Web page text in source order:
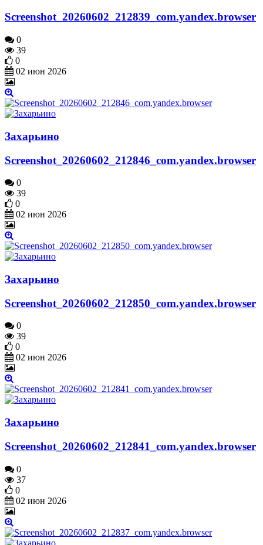
Screenshot_20260602_212839_com.yandex.browser
0
39
0
02 июн 2026
Захарьино
Screenshot_20260602_212846_com.yandex.browser
0
39
0
02 июн 2026
Захарьино
Screenshot_20260602_212850_com.yandex.browser
0
39
0
02 июн 2026
Захарьино
Screenshot_20260602_212841_com.yandex.browser
0
37
0
02 июн 2026